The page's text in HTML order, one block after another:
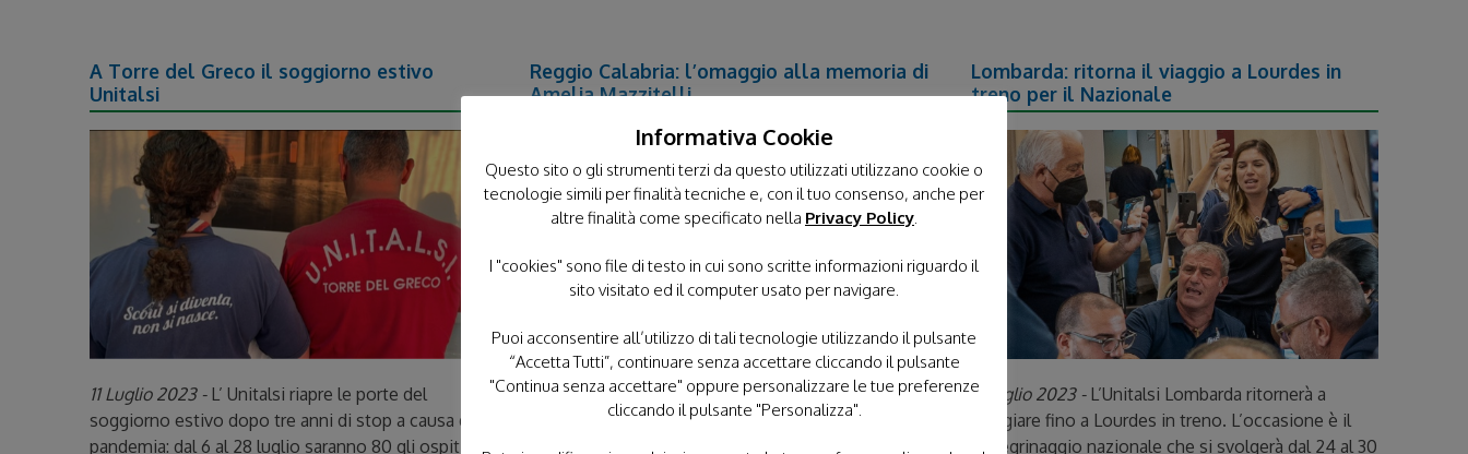
A Torre del Greco il soggiorno estivo
Unitalsi
11 Luglio 2023 - L’ Unitalsi riapre le porte del
soggiorno estivo dopo tre anni di stop a causa della
pandemia: dal 6 al 28 luglio saranno 80 gli ospiti tra
Reggio Calabria: l’omaggio alla memoria di
Amelia Mazzitelli
10 Luglio 2023 -"Tutto posso in Colui che mi dà
forza".La pubblicazione contempla i contributi e le
testimonianze di chi ha voluto ricordare la
Lombarda: ritorna il viaggio a Lourdes in
treno per il Nazionale
7 Luglio 2023 - L’Unitalsi Lombarda ritornerà a
viaggiare fino a Lourdes in treno. L’occasione è il
pellegrinaggio nazionale che si svolgerà dal 24 al 30
Informativa Cookie
Questo sito o gli strumenti terzi da questo utilizzati utilizzano cookie o
tecnologie simili per finalità tecniche e, con il tuo consenso, anche per
altre finalità come specificato nella Privacy Policy
I "cookies" sono file di testo in cui sono scritte informazioni riguardo il
sito visitato ed il computer usato per navigare.
Puoi acconsentire all’utilizzo di tali tecnologie utilizzando il pulsante
“Accetta Tutti”, continuare senza accettare cliccando il pulsante
"Continua senza accettare" oppure personalizzare le tue preferenze
cliccando il pulsante "Personalizza".